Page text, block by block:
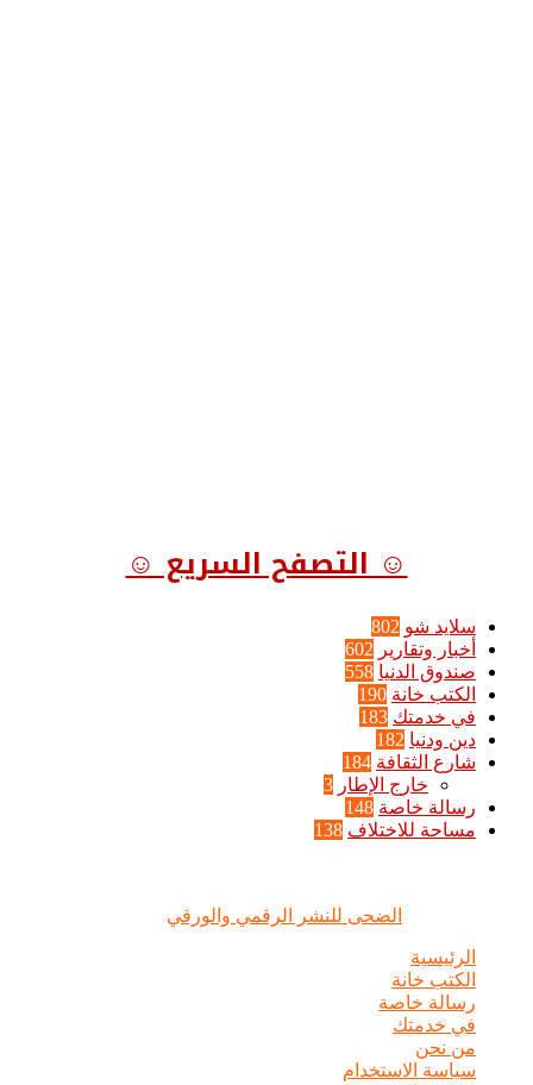
☺ التصفح السريع ☺
سلايد شو 802
أخبار وتقارير 602
صندوق الدنيا 558
الكتب خانة 190
في خدمتك 183
دين ودنيا 182
شارع الثقافة 184
خارج الإطار 3
رسالة خاصة 148
مساحة للاختلاف 138
الضحى للنشر الرقمي والورقي
الرئيسية
الكتب خانة
رسالة خاصة
في خدمتك
من نحن
سياسة الاستخدام